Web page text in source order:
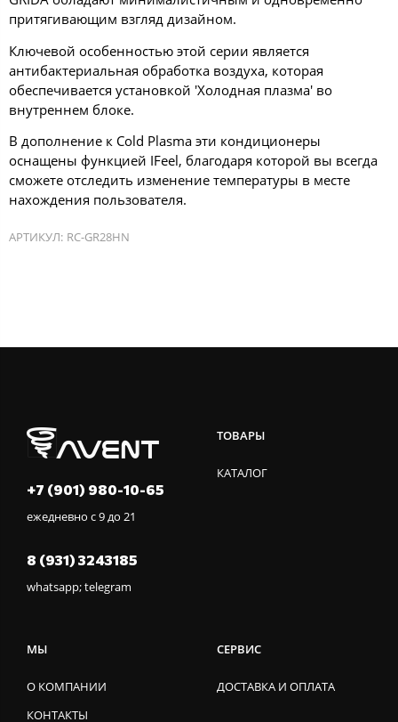
притягивающим взгляд дизайном.
Ключевой особенностью этой серии является
антибактериальная обработка воздуха, которая
обеспечивается установкой 'Холодная плазма' во
внутреннем блоке.
В дополнение к Cold Plasma эти кондиционеры
оснащены функцией IFeel, благодаря которой вы всегда
сможете отследить изменение температуры в месте
нахождения пользователя.
АРТИКУЛ: RC-GR28HN
+7 (901) 980-10-65
ежедневно с 9 до 21
8 (931) 3243185
whatsapp; telegram
ТОВАРЫ
КАТАЛОГ
МЫ
О КОМПАНИИ
КОНТАКТЫ
СЕРВИС
ДОСТАВКА И ОПЛАТА